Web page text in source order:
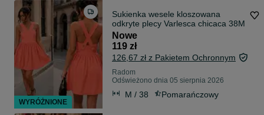
Sukienka wesele kloszowana
odkryte plecy Varlesca chicaca 38M
Nowe
119 zł
126,67 zł z Pakietem Ochronnym
Radom
Odświeżono dnia 05 sierpnia 2026
M / 38 Pomarańczowy
WYRÓŻNIONE